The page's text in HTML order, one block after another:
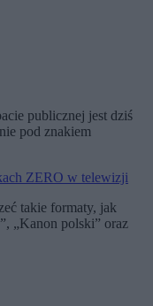
publicznej jest dziś
pod znakiem
ZERO w telewizji
takie formaty, jak
„Kanon polski” oraz